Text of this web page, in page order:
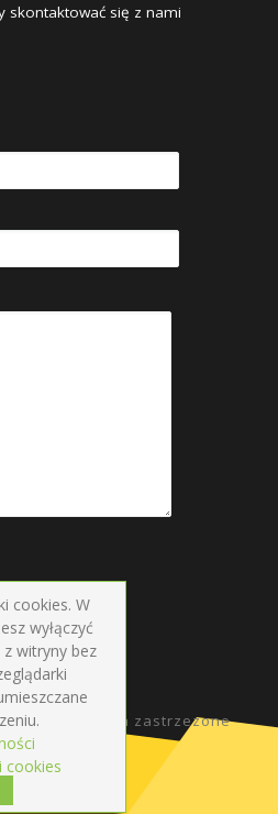
skontaktować się z nami
Wszelkie prawa zastrzezone
cookies. W
wyłączyć
z witryny bez
cookies